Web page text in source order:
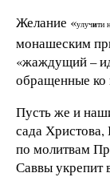
Желание «улучити
монашеским
«жаждущий –
обращенные ко
Пусть же и
сада
по молитвам
Саввы укрепит